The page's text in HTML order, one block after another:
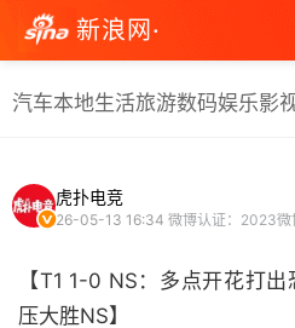
新浪网·
汽车本地生活旅游数码娱乐影
虎扑电竞
26-05-13 16:34 微博认证：2023微
【T1 1-0 NS：多点开花打
压大胜NS】